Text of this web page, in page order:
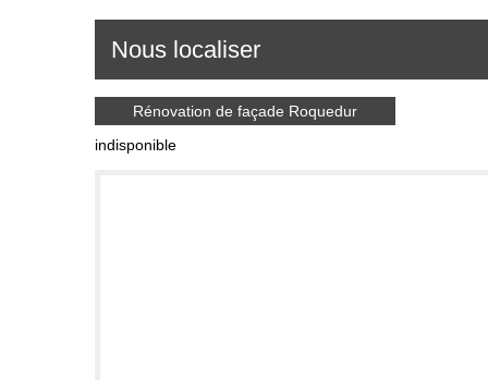
Nous localiser
Rénovation de façade Roquedur
indisponible